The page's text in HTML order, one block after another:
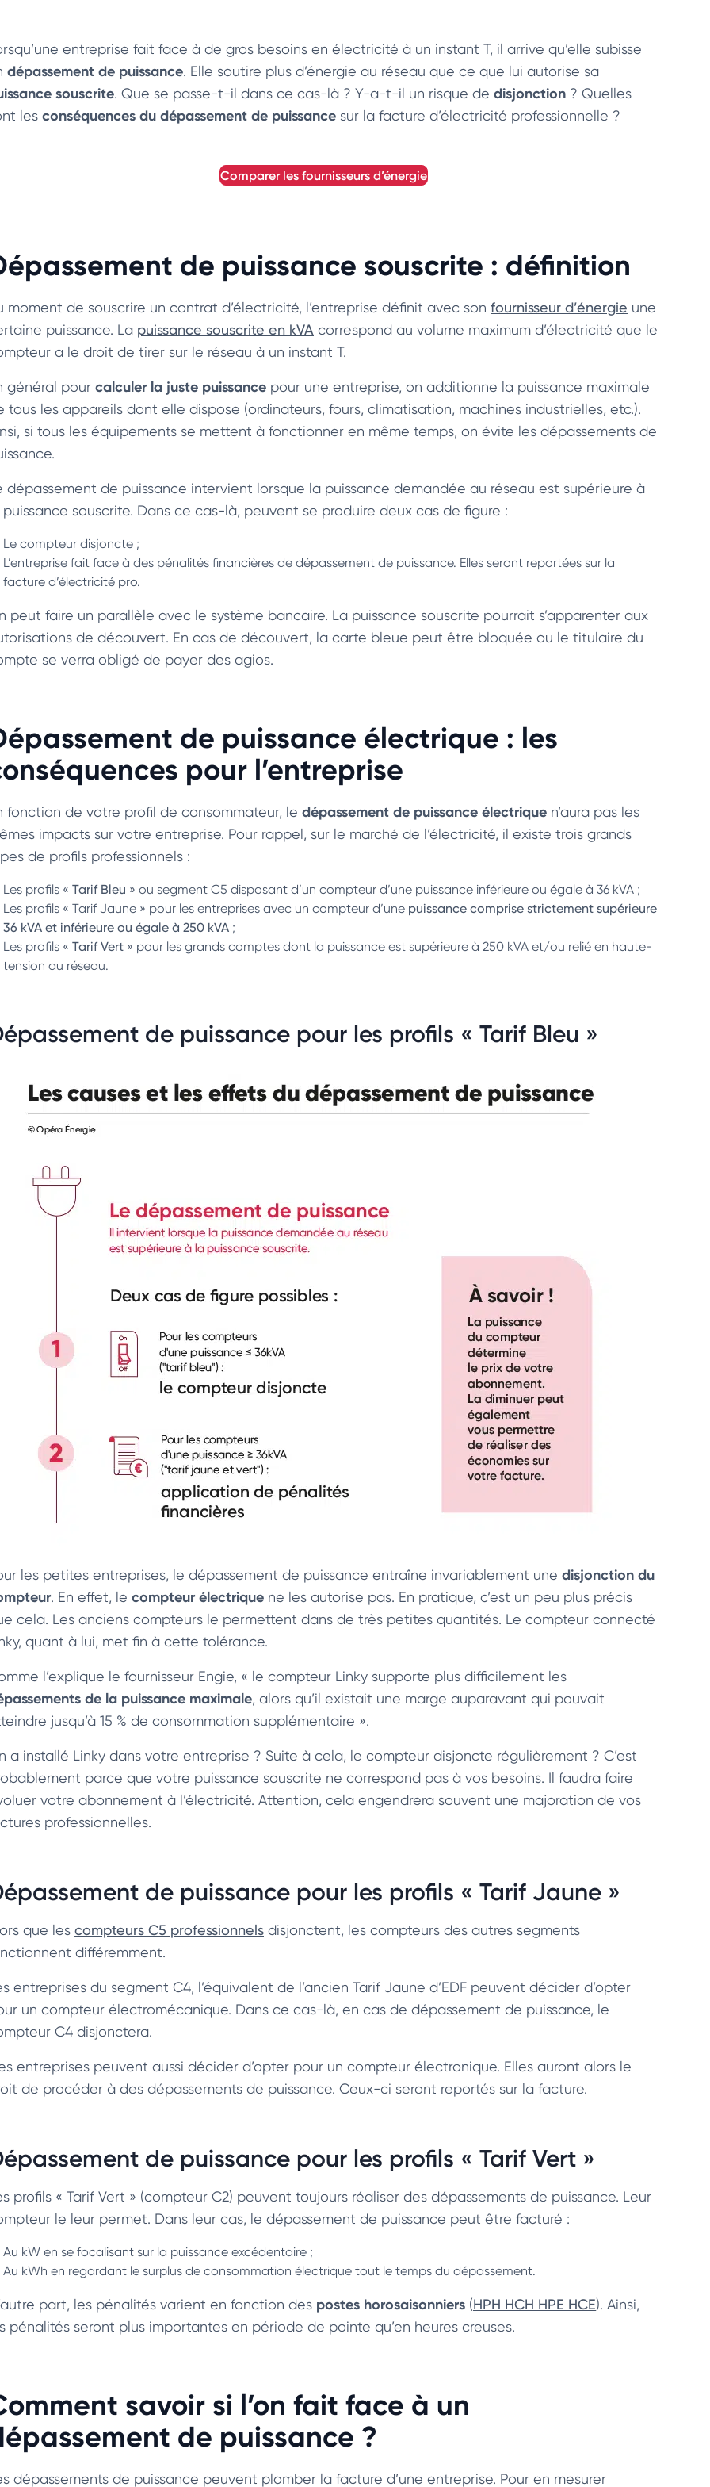
entreprise fait face à de gros besoins en électricité à un instant T, il arrive qu’elle subisse
dépassement de puissance. Elle soutire plus d’énergie au réseau que ce que lui autorise sa
souscrite. Que se passe-t-il dans ce cas-là ? Y-a-t-il un risque de disjonction ? Quelles
les conséquences du dépassement de puissance sur la facture d’électricité professionnelle ?
comparer les fournisseurs d’énergie
de puissance souscrite : définition
moment de souscrire un contrat d’électricité, l’entreprise définit avec son fournisseur d’énergie une
puissance. La puissance souscrite en kVA correspond au volume maximum d’électricité que le
a le droit de tirer sur le réseau à un instant T.
général pour calculer la juste puissance pour une entreprise, on additionne la puissance maximale
tous les appareils dont elle dispose (ordinateurs, fours, climatisation, machines industrielles, etc.).
si tous les équipements se mettent à fonctionner en même temps, on évite les dépassements de
dépassement de puissance intervient lorsque la puissance demandée au réseau est supérieure à
puissance souscrite. Dans ce cas-là, peuvent se produire deux cas de figure :
Le compteur disjoncte ;
L’entreprise fait face à des pénalités financières de dépassement de puissance. Elles seront reportées sur la
facture d’électricité pro.
peut faire un parallèle avec le système bancaire. La puissance souscrite pourrait s’apparenter aux
de découvert. En cas de découvert, la carte bleue peut être bloquée ou le titulaire du
se verra obligé de payer des agios.
de puissance électrique : les
pour l’entreprise
fonction de votre profil de consommateur, le dépassement de puissance électrique n’aura pas les
impacts sur votre entreprise. Pour rappel, sur le marché de l’électricité, il existe trois grands
de profils professionnels :
Les profils « Tarif Bleu » ou segment C5 disposant d’un compteur d’une puissance inférieure ou égale à 36 kVA ;
Les profils « Tarif Jaune » pour les entreprises avec un compteur d’une puissance comprise strictement supérieure
36 kVA et inférieure ou égale à 250 kVA ;
Les profils « Tarif Vert » pour les grands comptes dont la puissance est supérieure à 250 kVA et/ou relié en haute-
tension au réseau.
de puissance pour les profils « Tarif Bleu »
les petites entreprises, le dépassement de puissance entraîne invariablement une disjonction du
. En effet, le compteur électrique ne les autorise pas. En pratique, c’est un peu plus précis
cela. Les anciens compteurs le permettent dans de très petites quantités. Le compteur connecté
quant à lui, met fin à cette tolérance.
l’explique le fournisseur Engie, « le compteur Linky supporte plus difficilement les
de la puissance maximale, alors qu’il existait une marge auparavant qui pouvait
jusqu’à 15 % de consommation supplémentaire ».
a installé Linky dans votre entreprise ? Suite à cela, le compteur disjoncte régulièrement ? C’est
parce que votre puissance souscrite ne correspond pas à vos besoins. Il faudra faire
votre abonnement à l’électricité. Attention, cela engendrera souvent une majoration de vos
professionnelles.
de puissance pour les profils « Tarif Jaune »
que les compteurs C5 professionnels disjonctent, les compteurs des autres segments
différemment.
entreprises du segment C4, l’équivalent de l’ancien Tarif Jaune d’EDF peuvent décider d’opter
un compteur électromécanique. Dans ce cas-là, en cas de dépassement de puissance, le
C4 disjonctera.
entreprises peuvent aussi décider d’opter pour un compteur électronique. Elles auront alors le
de procéder à des dépassements de puissance. Ceux-ci seront reportés sur la facture.
de puissance pour les profils « Tarif Vert »
profils « Tarif Vert » (compteur C2) peuvent toujours réaliser des dépassements de puissance. Leur
le leur permet. Dans leur cas, le dépassement de puissance peut être facturé :
Au kW en se focalisant sur la puissance excédentaire ;
Au kWh en regardant le surplus de consommation électrique tout le temps du dépassement.
part, les pénalités varient en fonction des postes horosaisonniers (HPH HCH HPE HCE). Ainsi,
pénalités seront plus importantes en période de pointe qu’en heures creuses.
savoir si l’on fait face à un
de puissance ?
dépassements de puissance peuvent plomber la facture d’une entreprise. Pour en mesurer